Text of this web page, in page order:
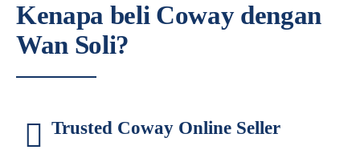
Kenapa beli Coway dengan
Wan Soli?
Trusted Coway Online Seller